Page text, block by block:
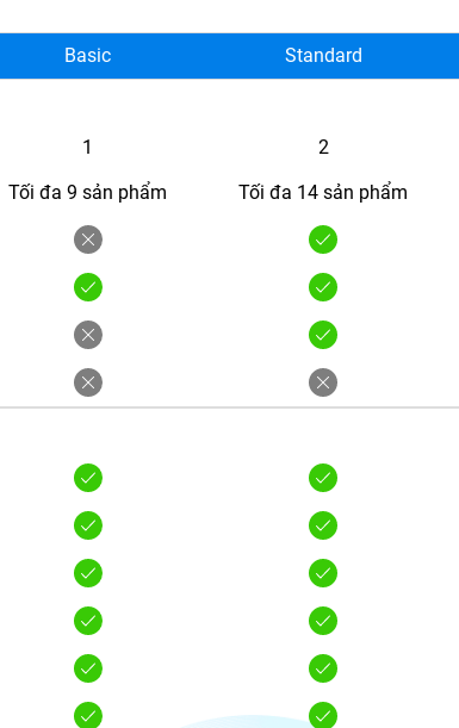
Basic Standard
1 2
Tối đa 9 sản phẩm Tối đa 14 sản phẩm